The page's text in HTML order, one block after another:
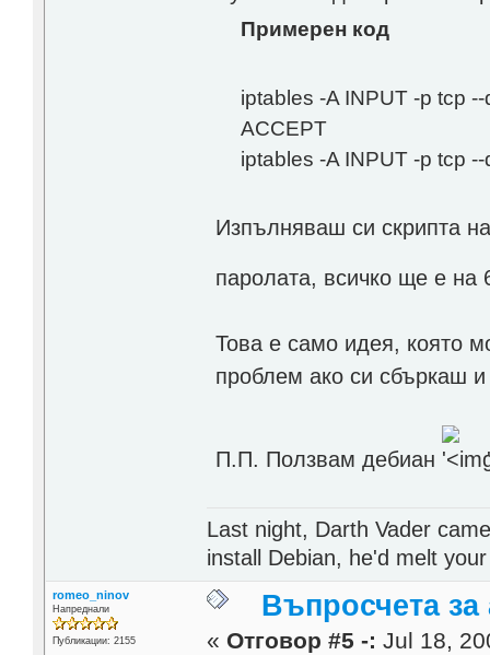
Примерен код
iptables -A INPUT -p tcp
ACCEPT
iptables -A INPUT -p tcp
Изпълняваш си скрипта
паролата, всичко ще е на
Това е само идея, която
проблем ако си сбъркаш
П.П. Ползвам дебиан
Last night, Darth Vader
install Debian, he'd melt
romeo_ninov
Напреднали
Публикации: 2155
Въпросчета
« Отговор #5 -: Jul 18,